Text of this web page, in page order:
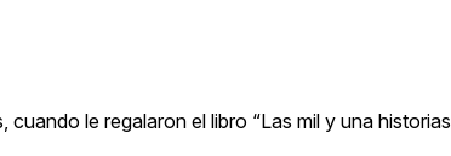
le regalaron el libro “Las mil y una